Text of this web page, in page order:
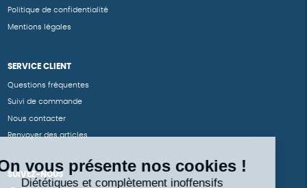
Politique de confidentialité
Mentions légales
SERVICE CLIENT
Questions fréquentes
Suivi de commande
Nous contacter
Renvoyer des articles
SUIVEZ-NOUS